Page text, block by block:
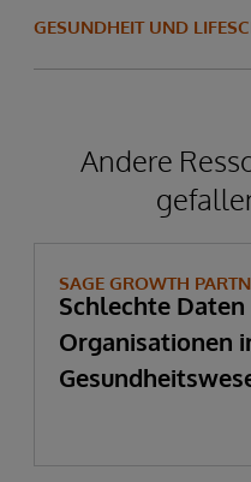
GESUNDHEIT UND
Andere
SAGE GROWTH
Schlechte
Organisationen